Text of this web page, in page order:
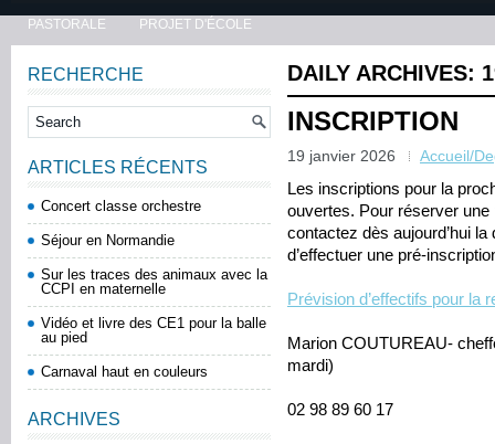
PASTORALE PROJET D'ÉCOLE
DAILY ARCHIVES:
INSCRIPTION
19 janvier 2026 Accueil/
Les inscriptions pour la
ouvertes. Pour réserver
contactez dès aujourd’hui
d’effectuer une pré-
Prévision d’effectifs pour la
Marion COUTUREAU-
mardi)
02 98 89 60 17
RECHERCHE
ARTICLES RÉCENTS
Concert classe orchestre
Séjour en Normandie
Sur les traces des animaux avec la
CCPI en maternelle
Vidéo et livre des CE1 pour la balle
au pied
Carnaval haut en couleurs
ARCHIVES